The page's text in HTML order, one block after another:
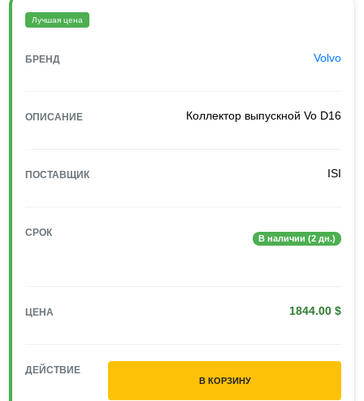
Лучшая цена
БРЕНД Volvo
ОПИСАНИЕ Коллектор выпускной Vo D16
ПОСТАВЩИК ISI
СРОК В наличии (2 дн.)
ЦЕНА 1844.00 $
ДЕЙСТВИЕ
В КОРЗИНУ